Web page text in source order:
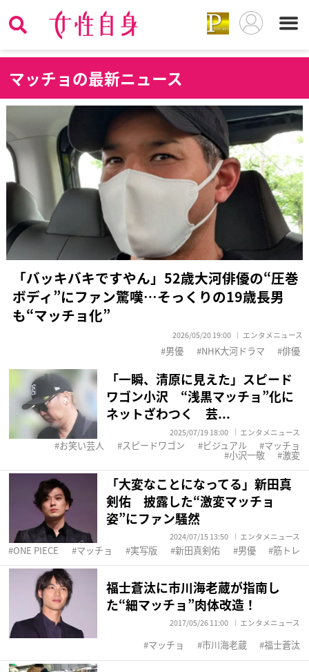
マッチョの最新ニュース
「バッキバキですやん」52歳大河俳優の“圧巻
ボディ”にファン驚嘆…そっくりの19歳長男
も“マッチョ化”
2026/05/20 19:00 エンタメニュース
男優 NHK大河ドラマ 俳優
「一瞬、清原に見えた」スピード
ワゴン小沢 “浅黒マッチョ”化に
ネットざわつく 芸...
2025/07/19 18:00 エンタメニュース
お笑い芸人 スピードワゴン ビジュアル マッチョ
小沢一敬 激変
「大変なことになってる」新田真
剣佑 披露した“激変マッチョ
姿”にファン騒然
2024/07/15 13:50 エンタメニュース
ONE PIECE マッチョ 実写版 新田真剣佑 男優 筋トレ
福士蒼汰に市川海老蔵が指南し
た“細マッチョ”肉体改造！
2017/05/26 11:00 エンタメニュース
マッチョ 市川海老蔵 福士蒼汰